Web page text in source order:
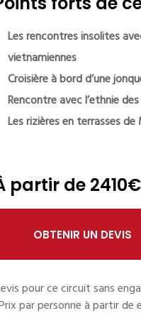
Les rencontres insolites
vietnamiennes
Croisière à bord d’une
Rencontre avec l’ethnie
Les rizières en terrasses de
partir de
OBTENIR UN DEVIS
pour ce circuit sans
par personne à partir de